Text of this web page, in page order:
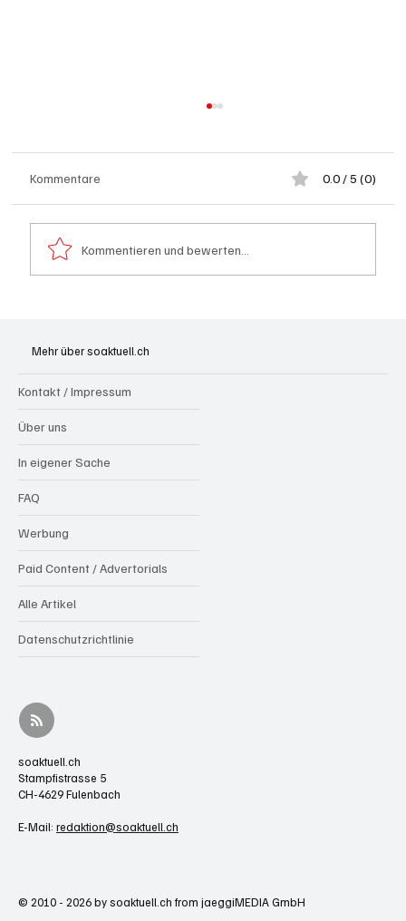
Kommentare 0.0 / 5 (0)
Kommentieren und bewerten...
Mehr über soaktuell.ch
Kontakt / Impressum
Über uns
In eigener Sache
FAQ
Werbung
Paid Content / Advertorials
Alle Artikel
Datenschutzrichtlinie
soaktuell.ch
Stampfistrasse 5
CH-4629 Fulenbach
E-Mail: redaktion@soaktuell.ch
© 2010 - 2026 by soaktuell.ch from jaeggiMEDIA GmbH